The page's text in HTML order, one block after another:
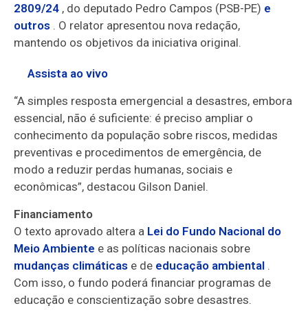
2809/24 , do deputado Pedro Campos (PSB-PE) e
outros . O relator apresentou nova redação,
mantendo os objetivos da iniciativa original.
Assista ao vivo
“A simples resposta emergencial a desastres, embora
essencial, não é suficiente: é preciso ampliar o
conhecimento da população sobre riscos, medidas
preventivas e procedimentos de emergência, de
modo a reduzir perdas humanas, sociais e
econômicas”, destacou Gilson Daniel.
Financiamento
O texto aprovado altera a Lei do Fundo Nacional do
Meio Ambiente e as políticas nacionais sobre
mudanças climáticas e de educação ambiental .
Com isso, o fundo poderá financiar programas de
educação e conscientização sobre desastres.